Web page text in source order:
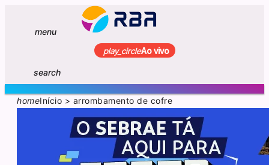
menu
play_circleAo vivo
search
homeInício > arrombamento de cofre